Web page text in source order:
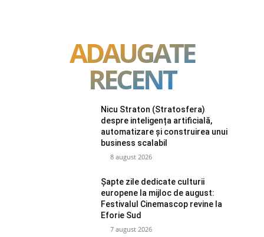
ADAUGATE
RECENT
Nicu Straton (Stratosfera)
despre inteligența artificială,
automatizare și construirea unui
business scalabil
8 august 2026
Șapte zile dedicate culturii
europene la mijloc de august:
Festivalul Cinemascop revine la
Eforie Sud
7 august 2026